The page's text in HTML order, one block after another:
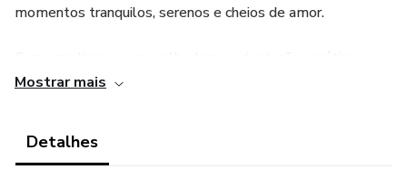
momentos tranquilos, serenos e cheios de amor.
este guia traz métodos reconhecidos mundialmente,
Mostrar mais
Detalhes